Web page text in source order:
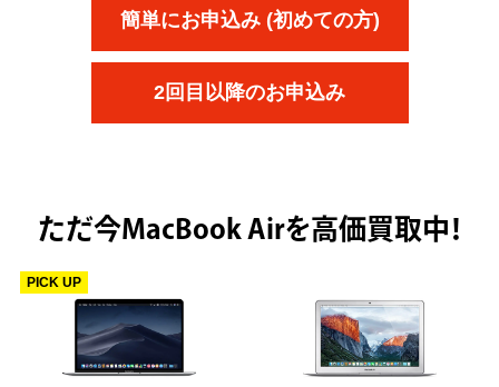
簡単にお申込み (初めての方)
2回目以降のお申込み
ただ今MacBook Airを高価買取中！
PICK UP